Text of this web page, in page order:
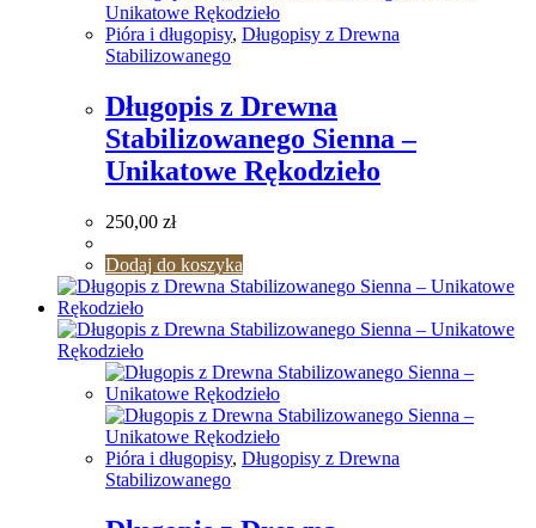
Pióra i długopisy, Długopisy z Drewna
Stabilizowanego
Długopis z Drewna
Stabilizowanego Sienna –
Unikatowe Rękodzieło
250,00 zł
Dodaj do koszyka
Pióra i długopisy, Długopisy z Drewna
Stabilizowanego